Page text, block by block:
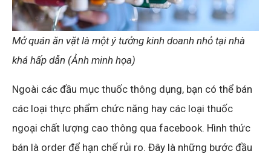
Mở quán ăn vặt là một ý tưởng kinh doanh nhỏ tại nhà
khá hấp dẫn (Ảnh minh họa)
Ngoài các đầu mục thuốc thông dụng, bạn có thể bán
các loại thực phẩm chức năng hay các loại thuốc
ngoại chất lượng cao thông qua facebook. Hình thức
bán là order để hạn chế rủi ro. Đây là những bước đầu